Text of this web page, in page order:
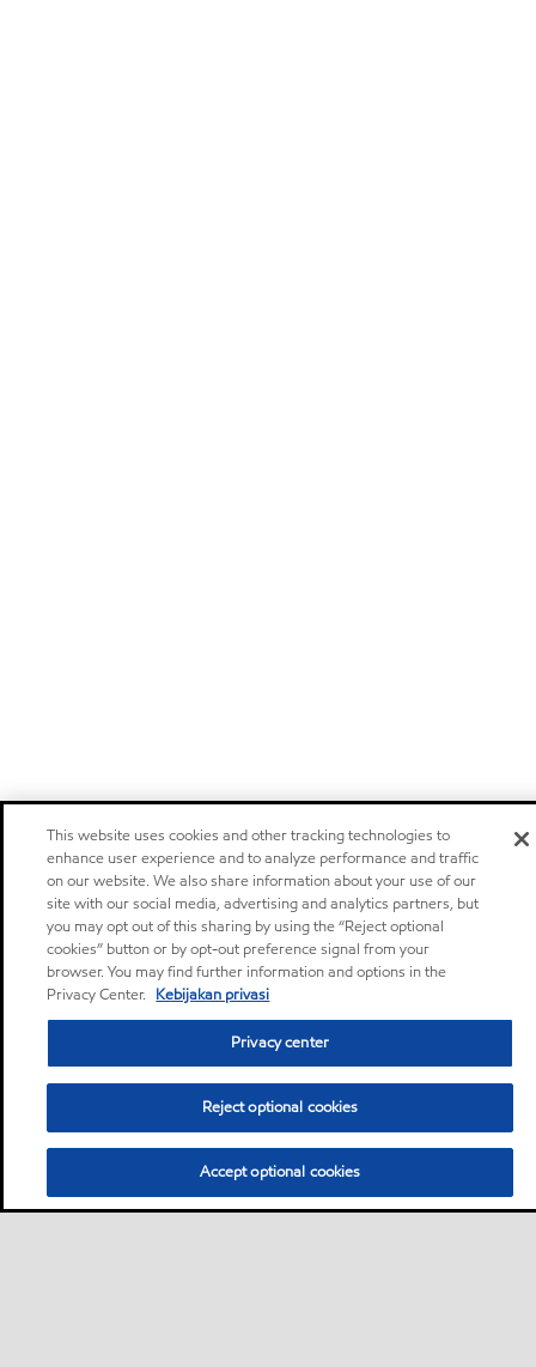
This website uses cookies and other tracking technologies to
enhance user experience and to analyze performance and traffic
on our website. We also share information about your use of our
site with our social media, advertising and analytics partners, but
you may opt out of this sharing by using the “Reject optional
cookies” button or by opt-out preference signal from your
browser. You may find further information and options in the
Privacy Center. Kebijakan privasi
Privacy center
Reject optional cookies
Accept optional cookies